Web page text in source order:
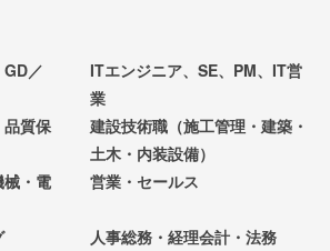
／
ITエンジニア、SE、PM、IT営
業
質保
建設技術職（施工管理・建築・
土木・内装設備）
・電
営業・セールス
人事総務・経理会計・法務